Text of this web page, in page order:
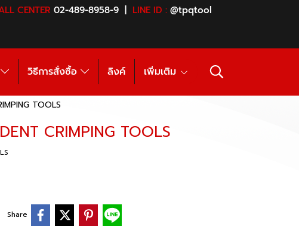
CENTER 02-489-8958-9 | LINE ID : @tpqtool
วิธีการสั่งซื้อ ลิงค์ เพิ่มเติม
TOOLS
CRIMPING TOOLS
Share